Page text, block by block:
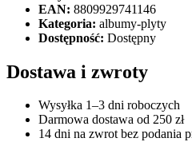
EAN: 8809929741146
Kategoria: albumy-plyty
Dostępność: Dostępny
Dostawa i zwroty
Wysyłka 1–3 dni roboczych
Darmowa dostawa od 250 zł
14 dni na zwrot bez podania